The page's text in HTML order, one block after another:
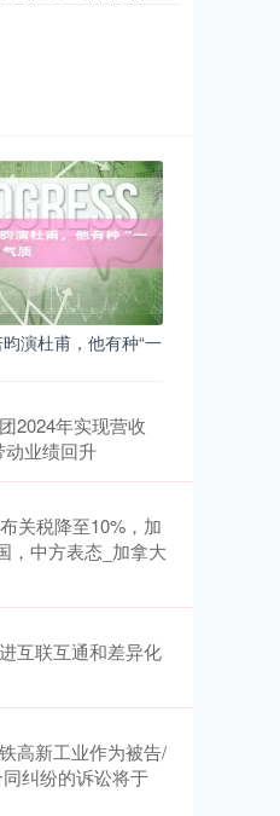
演杜甫，他有种“一
2024年实现营收
动业绩回升
关税降至10%，加
，中方表态_加拿大
互联互通和差异化
高新工业作为被告/
纠纷的诉讼将于